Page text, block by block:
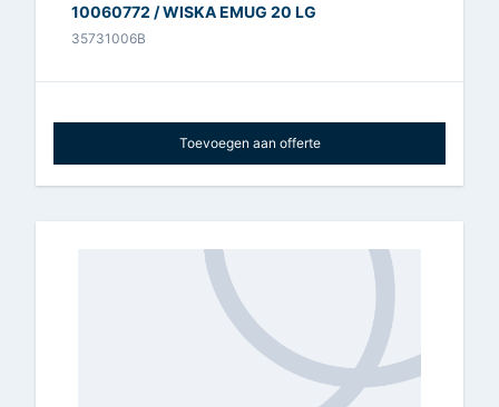
10060772 / WISKA EMUG 20 LG
35731006B
Toevoegen aan offerte